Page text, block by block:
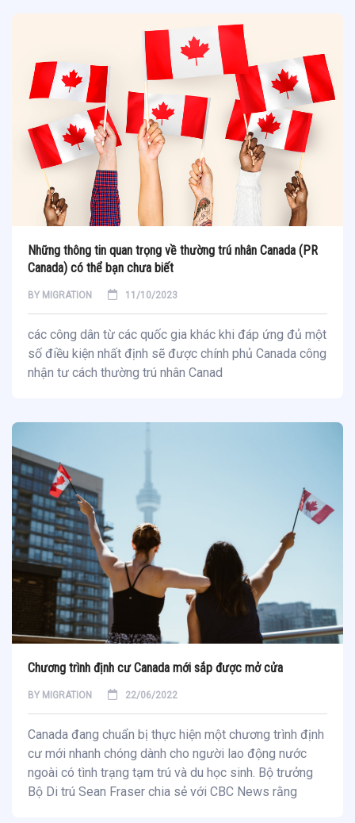
Những thông tin quan trọng về thường trú nhân Canada (PR
Canada) có thể bạn chưa biết
BY MIGRATION 11/10/2023
các công dân từ các quốc gia khác khi đáp ứng đủ một
số điều kiện nhất định sẽ được chính phủ Canada công
nhận tư cách thường trú nhân Canad
Chương trình định cư Canada mới sắp được mở cửa
BY MIGRATION 22/06/2022
Canada đang chuẩn bị thực hiện một chương trình định
cư mới nhanh chóng dành cho người lao động nước
ngoài có tình trạng tạm trú và du học sinh. Bộ trưởng
Bộ Di trú Sean Fraser chia sẻ với CBC News rằng